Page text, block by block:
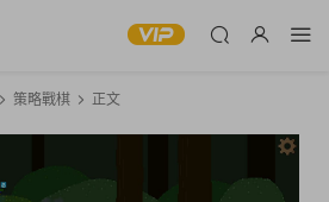
策略戰棋 正文